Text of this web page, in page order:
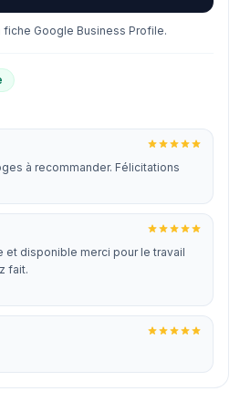
fiche Google Business Profile.
à recommander. Félicitations
et disponible merci pour le travail
fait.